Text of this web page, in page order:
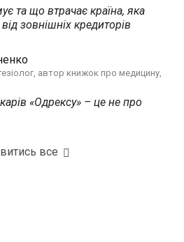
та що втрачає країна, яка
зовнішніх кредиторів
автор книжок про медицину,
«Одрексу» – це не про
все